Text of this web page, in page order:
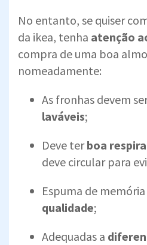
No entanto, se quiser
da ikea, tenha atenção
compra de uma boa
nomeadamente:
As fronhas devem
laváveis;
Deve terboa
deve circular para
Espuma de
qualidade;
Adequadas a